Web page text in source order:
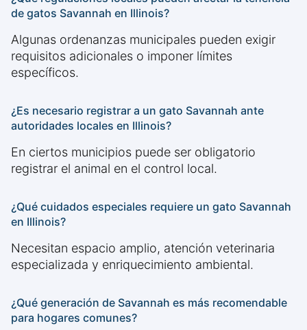
de gatos Savannah en Illinois?
Algunas ordenanzas municipales pueden exigir
requisitos adicionales o imponer límites
específicos.
¿Es necesario registrar a un gato Savannah ante
autoridades locales en Illinois?
En ciertos municipios puede ser obligatorio
registrar el animal en el control local.
¿Qué cuidados especiales requiere un gato Savannah
en Illinois?
Necesitan espacio amplio, atención veterinaria
especializada y enriquecimiento ambiental.
¿Qué generación de Savannah es más recomendable
para hogares comunes?